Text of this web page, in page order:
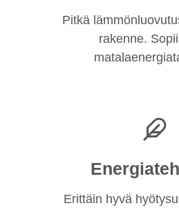
Pitkä
rakenne.
Erittäin hyvä